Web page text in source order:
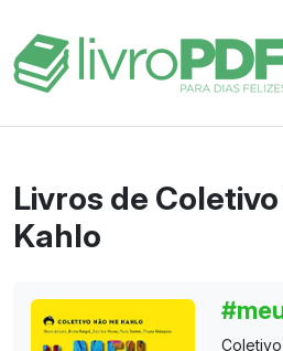
Livros de
Kahlo